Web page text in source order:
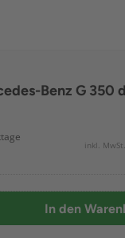
Benz G 350
inkl.
In den